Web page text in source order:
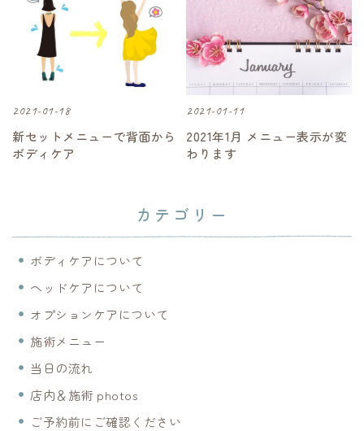
2021-01-18
新セットメニューで背面から
ボディケア
2021-01-11
2021年1月 メニュー表示が変
わります
カテゴリー
ボディケアについて
ヘッドケアについて
オプションケアについて
施術メニュー
当日の流れ
店内＆施術 photos
ご予約前にご確認ください